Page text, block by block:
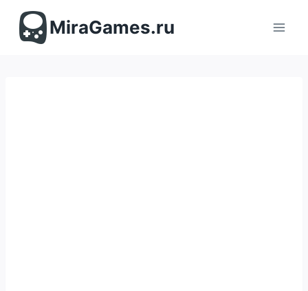
содержимомуMiraGames.ru